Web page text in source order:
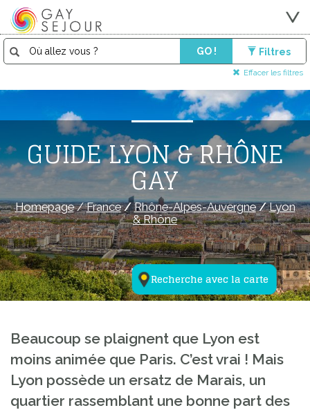
GO ! Filtres
Effacer les filtres
Recherche avec la carte
GUIDE LYON & RHÔNE
GAY
Homepage/France/Rhône-Alpes-Auvergne/Lyon
& Rhône
Beaucoup se plaignent que Lyon est
moins animée que Paris. C’est vrai ! Mais
Lyon possède un ersatz de Marais, un
quartier rassemblant une bonne part des